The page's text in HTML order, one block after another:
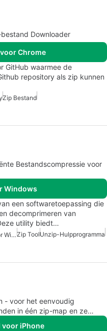
Downloader
Chrome
GitHub waarmee de
repository als zip kunnen
Zip Bestand
Bestandscompressie voor
Windows
een softwaretoepassing die
decomprimeren van
utility biedt…
Gratis Unzip-Hulpprogramma Voor WindowsZip ToolUnzip-Hulpprogramma
- voor het eenvoudig
in één zip-map en ze
iPhone